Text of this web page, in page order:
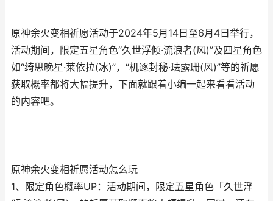
原神余火变相祈愿活动于2024年5月14日至6月4日举行，
活动期间，限定五星角色“久世浮倾·流浪者(风)”及四星角色
如“绮思晚星·莱依拉(冰)”，“机逐封秘·珐露珊(风)”等的祈愿
获取概率都将大幅提升，下面就跟着小编一起来看看活动
的内容吧。
原神余火变相祈愿活动怎么玩
1、限定角色概率UP：活动期间，限定五星角色「久世浮